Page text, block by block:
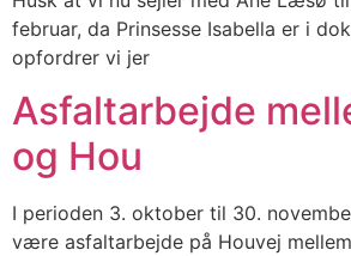
februar, da Prinsesse Isabella er i
opfordrer vi jer
Asfaltarbejde
og Hou
I perioden 3. oktober til 30.
være asfaltarbejde på Houvej